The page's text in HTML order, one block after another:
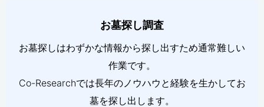
お墓探し調査
お墓探しはわずかな情報から探し出すため通常難しい
作業です。
Co-Researchでは長年のノウハウと経験を生かしてお
墓を探し出します。